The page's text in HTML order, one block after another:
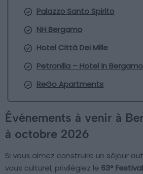
Palazzo Santo Spirito
NH Bergamo
Hotel Città Dei Mille
Petronilla – Hotel In Bergamo
ReGo Apartments
Événements à venir à
à octobre 2026
Si vous aimez construire un séjour
vous culturel, privilégiez le 63°